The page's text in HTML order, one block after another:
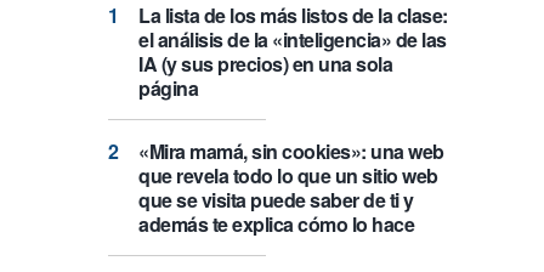
La lista de los más listos de la clase:
el análisis de la «inteligencia» de las
IA (y sus precios) en una sola
página
«Mira mamá, sin cookies»: una web
que revela todo lo que un sitio web
que se visita puede saber de ti y
además te explica cómo lo hace